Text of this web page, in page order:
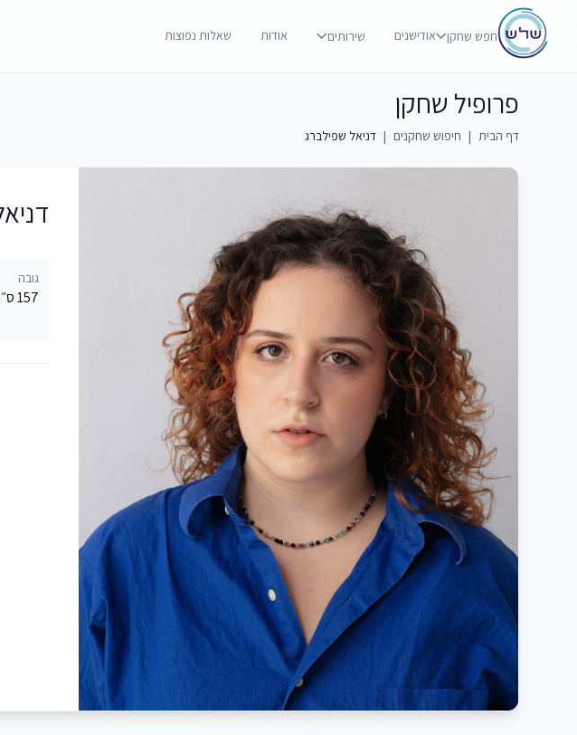
חפש שחקן אודישנים שירותים אודות שאלות נפוצות
פרופיל שחקן
דף הבית | חיפוש שחקנים | דניאל שפילברג
גובה
157 ס״מ